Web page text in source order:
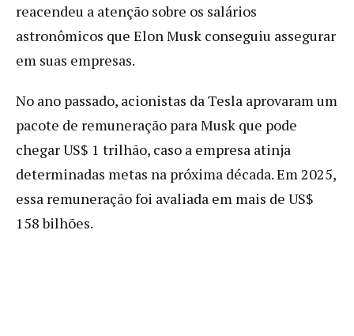
reacendeu a atenção sobre os salários
astronômicos que Elon Musk conseguiu assegurar
em suas empresas.
No ano passado, acionistas da Tesla aprovaram um
pacote de remuneração para Musk que pode
chegar US$ 1 trilhão, caso a empresa atinja
determinadas metas na próxima década. Em 2025,
essa remuneração foi avaliada em mais de US$
158 bilhões.